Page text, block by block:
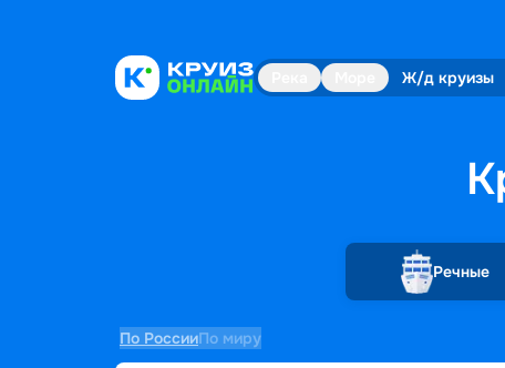
Ж/д круизы
Речные
По РоссииПо миру